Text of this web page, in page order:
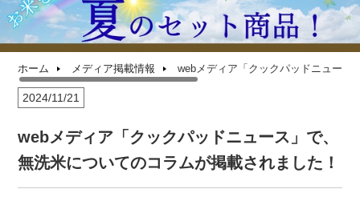
ホーム メディア掲載情報 webメディア「クックパッドニュース
2024/11/21
webメディア「クックパッドニュース」で、
無洗米についてのコラムが掲載されました！